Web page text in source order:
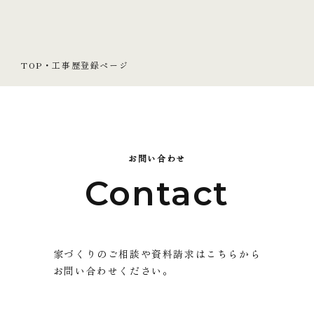
TOP ・ 工事歴登録ページ
お問い合わせ
Contact
家づくりのご相談や資料請求はこちらから
お問い合わせください。